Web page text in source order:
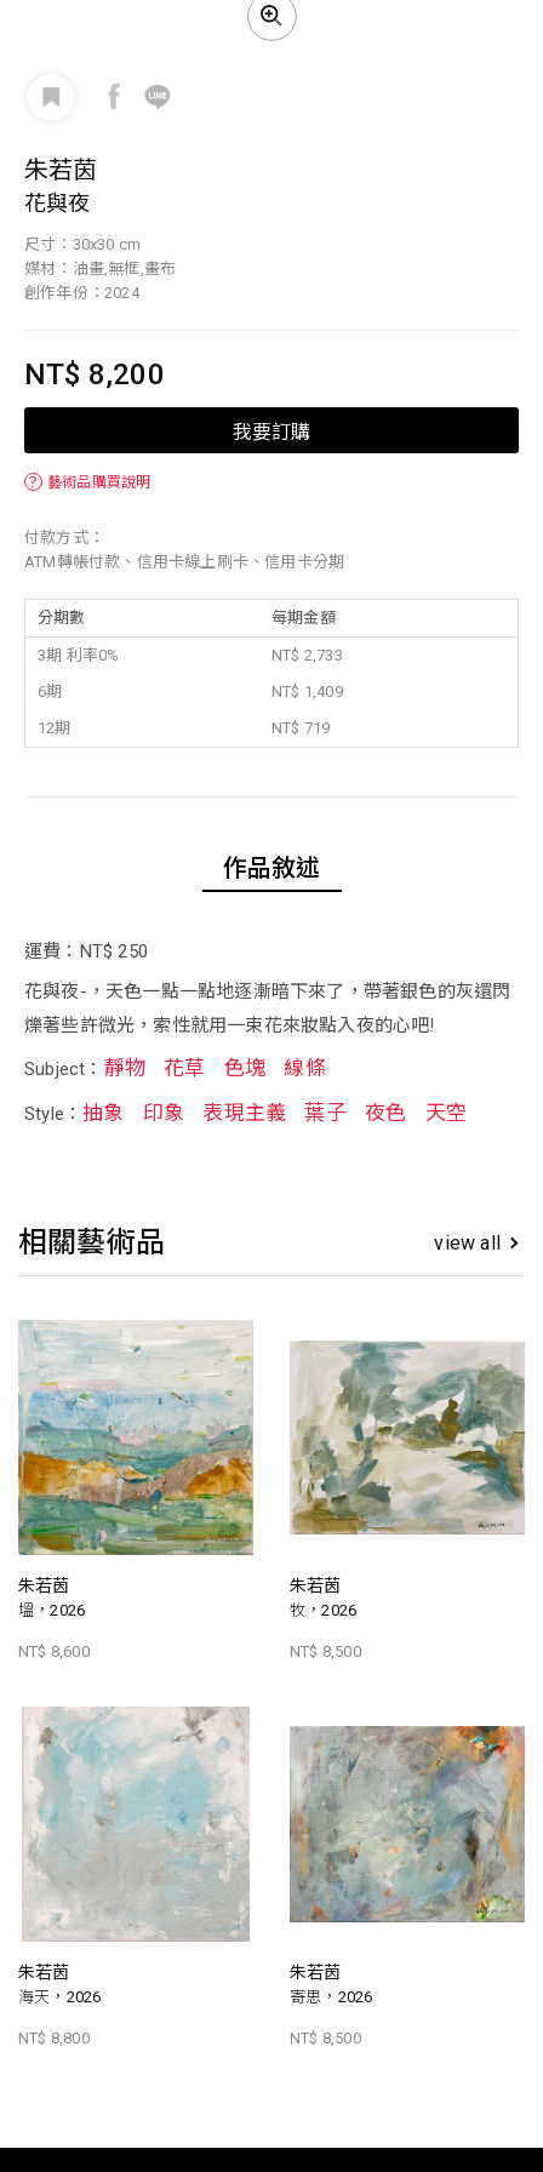
朱若茵
花與夜
尺寸：30x30 cm
媒材：油畫,無框,畫布
創作年份：2024
NT$ 8,200
我要訂購
？ 藝術品購買說明
付款方式：
ATM轉帳付款、信用卡線上刷卡、信用卡分期
分期數 每期金額
3期 利率0%
NT$ 2,733
6期
NT$ 1,409
12期
NT$ 719
作品敘述
運費：NT$ 250
花與夜-，天色一點一點地逐漸暗下來了，帶著銀色的灰還閃
爍著些許微光，索性就用一束花來妝點入夜的心吧!
Subject： 靜物 花草 色塊 線條
Style：抽象 印象 表現主義 葉子 夜色 天空
相關藝術品 view all
朱若茵
塭，2026
NT$ 8,600
朱若茵
牧，2026
NT$ 8,500
朱若茵
海天，2026
NT$ 8,800
朱若茵
寄思，2026
NT$ 8,500